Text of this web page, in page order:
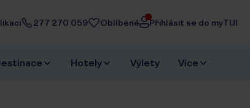
277 270 059 Oblíbené Přihlásit se do myTUI
Hotely Výlety Více